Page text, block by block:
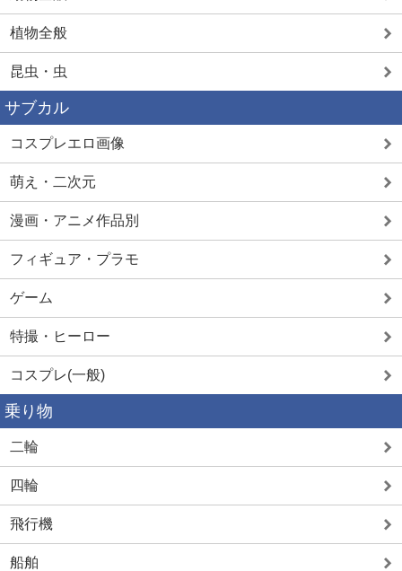
植物全般
昆虫・虫
サブカル
コスプレエロ画像
萌え・二次元
漫画・アニメ作品別
フィギュア・プラモ
ゲーム
特撮・ヒーロー
コスプレ(一般)
乗り物
二輪
四輪
飛行機
船舶